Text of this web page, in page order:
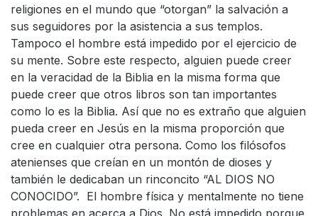
religiones en el mundo que “otorgan” la salvación a
sus seguidores por la asistencia a sus templos.
Tampoco el hombre está impedido por el ejercicio de
su mente. Sobre este respecto, alguien puede creer
en la veracidad de la Biblia en la misma forma que
puede creer que otros libros son tan importantes
como lo es la Biblia. Así que no es extraño que alguien
pueda creer en Jesús en la misma proporción que
cree en cualquier otra persona. Como los filósofos
atenienses que creían en un montón de dioses y
también le dedicaban un rinconcito “AL DIOS NO
CONOCIDO”. El hombre física y mentalmente no tiene
problemas en acerca a Dios. No está impedido porque